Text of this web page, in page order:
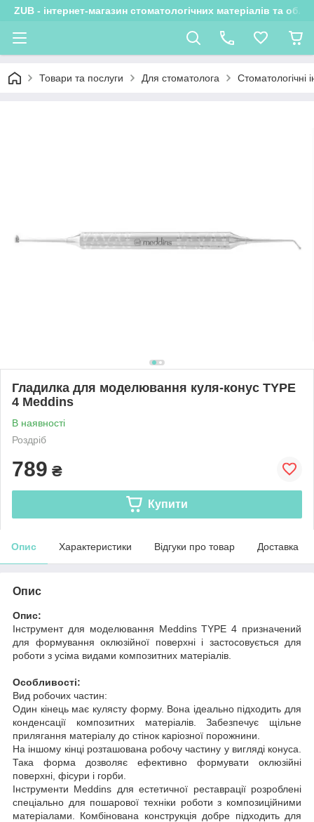
ZUB - інтернет-магазин стоматологічних матеріалів та
Товари та послуги Для стоматолога Стоматологічні
Гладилка для моделювання куля-конус TYPE
4 Meddins
В наявності
Роздріб
789 ₴
Купити
Опис Характеристики Відгуки про товар Доставка
Опис
Опис:
Інструмент для моделювання Meddins TYPE 4 призначений
для формування оклюзійної поверхні і застосовується для
роботи з усіма видами композитних матеріалів.
Особливості:
Вид робочих частин:
Один кінець має кулясту форму. Вона ідеально підходить для
конденсації композитних матеріалів. Забезпечує щільне
прилягання матеріалу до стінок каріозної порожнини.
На іншому кінці розташована робочу частину у вигляді конуса.
Така форма дозволяє ефективно формувати оклюзійні
поверхні, фісури і горби.
Інструменти Meddins для естетичної реставрації розроблені
спеціально для пошарової техніки роботи з композиційними
матеріалами. Комбінована конструкція добре підходить для